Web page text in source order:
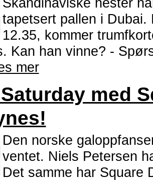
tapetsert pallen i Dubai.
12.35, kommer
Kan han vinne? -
mer
med
Den norske
ventet. Niels Petersen
Det samme har Square